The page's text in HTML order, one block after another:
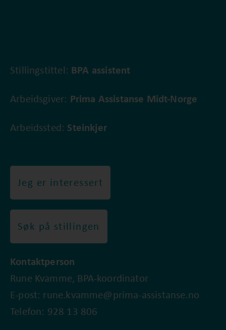
Stillingstittel: BPA assistent
Arbeidsgiver: Prima Assistanse Midt-Norge
Arbeidssted: Steinkjer
Jeg er interessert
Søk på stillingen
Kontaktperson
Rune Kvamme, BPA-koordinator
E-post: rune.kvamme@prima-assistanse.no
Telefon: 928 13 806